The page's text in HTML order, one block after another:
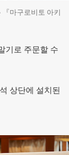
마구로비토 아키
기로 주문할 수
상단에 설치된